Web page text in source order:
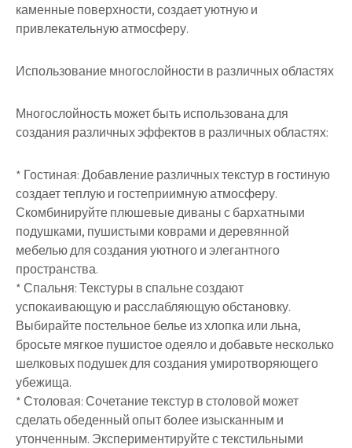
каменные поверхности, создает уютную и
привлекательную атмосферу.
Использование многослойности в различных областях
Многослойность может быть использована для
создания различных эффектов в различных областях:
* Гостиная: Добавление различных текстур в гостиную
создает теплую и гостеприимную атмосферу.
Скомбинируйте плюшевые диваны с бархатными
подушками, пушистыми коврами и деревянной
мебелью для создания уютного и элегантного
пространства.
* Спальня: Текстуры в спальне создают
успокаивающую и расслабляющую обстановку.
Выбирайте постельное белье из хлопка или льна,
бросьте мягкое пушистое одеяло и добавьте несколько
шелковых подушек для создания умиротворяющего
убежища.
* Столовая: Сочетание текстур в столовой может
сделать обеденный опыт более изысканным и
утонченным. Экспериментируйте с текстильными